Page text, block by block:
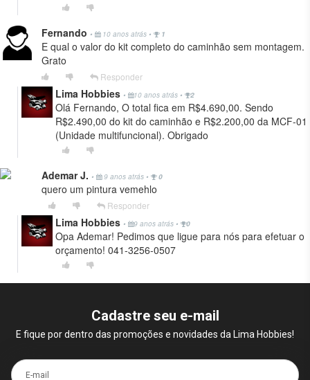
Fernando • 10 anos atrás • 1
E qual o valor do kit completo do caminhão sem montagem.
Grato
Responder
Lima Hobbies • 10 anos atrás • 2
Olá Fernando, O total fica em R$4.690,00. Sendo
R$2.490,00 do kit do caminhão e R$2.200,00 da MCF-01
(Unidade multifuncional). Obrigado
Ademar J. • 9 anos atrás • 0
quero um pintura vemehlo
Responder
Lima Hobbies • 9 anos atrás • 0
Opa Ademar! Pedimos que ligue para nós para efetuar o
orçamento! 041-3256-0507
Cadastre seu e-mail
E fique por dentro das promoções e novidades da Lima Hobbies!
E-mail